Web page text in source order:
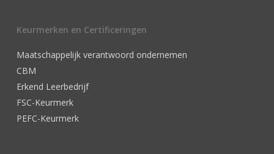
Keurmerken en Certificeringen
Maatschappelijk verantwoord ondernemen
CBM
Erkend Leerbedrijf
FSC-Keurmerk
PEFC-Keurmerk